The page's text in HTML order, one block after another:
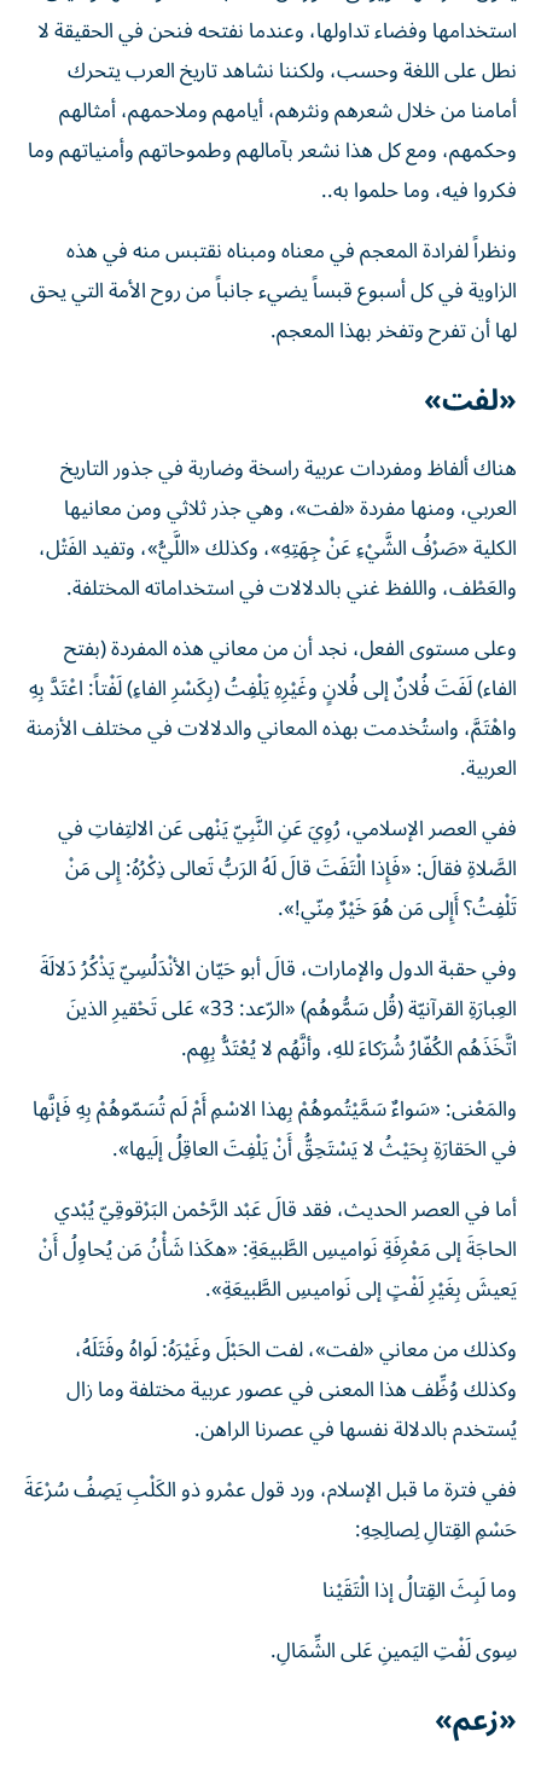
استخدامها وفضاء تداولها، وعندما نفتحه فنحن في الحقيقة لا
نطل على اللغة وحسب، ولكننا نشاهد تاريخ العرب يتحرك
أمامنا من خلال شعرهم ونثرهم، أيامهم وملاحمهم، أمثالهم
وحكمهم، ومع كل هذا نشعر بآمالهم وطموحاتهم وأمنياتهم وما
فكروا فيه، وما حلموا به..
ونظراً لفرادة المعجم في معناه ومبناه نقتبس منه في هذه
الزاوية في كل أسبوع قبساً يضيء جانباً من روح الأمة التي يحق
لها أن تفرح وتفخر بهذا المعجم.
«لفت»
هناك ألفاظ ومفردات عربية راسخة وضاربة في جذور التاريخ
العربي، ومنها مفردة «لفت»، وهي جذر ثلاثي ومن معانيها
الكلية «صَرْفُ الشَّيْءِ عَنْ جِهَتِهِ»، وكذلك «اللَّيُّ»، وتفيد الفَتْل،
والعَطْف، واللفظ غني بالدلالات في استخداماته المختلفة.
وعلى مستوى الفعل، نجد أن من معاني هذه المفردة (بفتح
الفاء) لَفَتَ فُلانٌ إلى فُلانٍ وغَيْرِهِ يَلْفِتُ (بِكَسْرِ الفاءِ) لَفْتاً: اعْتَدَّ بِهِ
واهْتَمَّ، واستُخدمت بهذه المعاني والدلالات في مختلف الأزمنة
العربية.
ففي العصر الإسلامي، رُوِيَ عَنِ النَّبِيّ يَنْهى عَن الالتِفاتِ في
الصَّلاةِ فقالَ: «فَإِذا الْتَفَتَ قالَ لَهُ الرَبُّ تَعالى ذِكْرُهُ: ‌إِلى ‌مَنْ
‌تَلْفِتُ؟ أَإِلى مَن هُوَ خَيْرٌ مِنّي!».
وفي حقبة الدول والإمارات، قالَ أبو حَيّان الأنْدَلُسِيّ يَذْكُرُ دَلالَةَ
العِبارَةِ القرآنيّة (قُل سَمُّوهُم) «الرّعد: 33» عَلى تَحْقيرِ الذينَ
اتَّخَذَهُم الكُفّارُ شُرَكاءَ للهِ، وأنَّهُم لا يُعْتَدُّ بِهِم.
والمَعْنى: «سَواءٌ سَمَّيْتُموهُمْ بِهذا الاسْمِ أَمْ لَم تُسَمّوهُمْ بِهِ فَإنَّها
في الحَقارَةِ بِحَيْثُ لا يَسْتَحِقُّ أَنْ ‌يَلْفِتَ العاقِلُ إلَيها».
أما في العصر الحديث، فقد قالَ عَبْد الرَّحْمن البَرْقوقِيّ يُبْدي
الحاجَةَ إلى مَعْرِفَةِ نَواميسِ الطَّبيعَةِ: «هكَذا شَأْنُ مَن يُحاوِلُ أَنْ
يَعيشَ بِغَيْرِ ‌لَفْتٍ إلى نَواميسِ الطَّبيعَةِ».
وكذلك من معاني «لفت»، لفت الحَبْلَ وغَيْرَهُ: لَواهُ وفَتَلَهُ،
وكذلك وُظِّف هذا المعنى في عصور عربية مختلفة وما زال
يُستخدم بالدلالة نفسها في عصرنا الراهن.
ففي فترة ما قبل الإسلام، ورد قول عمْرو ذو الكَلْبِ يَصِفُ سُرْعَةَ
حَسْمِ القِتالِ لِصالِحِهِ:
وما لَبِثَ القِتالُ إذا الْتَقَيْنا
سِوى ‌لَفْتِ ‌اليَمينِ ‌عَلى ‌الشِّمَالِ.
«زعم»